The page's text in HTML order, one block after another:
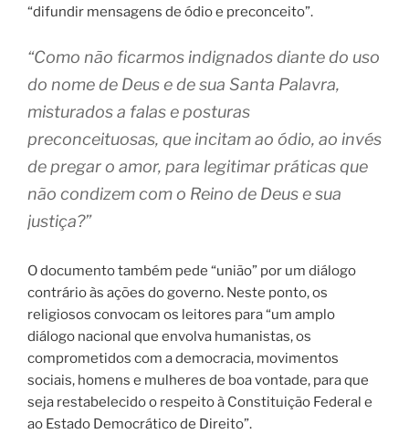
“difundir mensagens de ódio e preconceito”.
“Como não ficarmos indignados diante do uso
do nome de Deus e de sua Santa Palavra,
misturados a falas e posturas
preconceituosas, que incitam ao ódio, ao invés
de pregar o amor, para legitimar práticas que
não condizem com o Reino de Deus e sua
justiça?”
O documento também pede “união” por um diálogo
contrário às ações do governo. Neste ponto, os
religiosos convocam os leitores para “um amplo
diálogo nacional que envolva humanistas, os
comprometidos com a democracia, movimentos
sociais, homens e mulheres de boa vontade, para que
seja restabelecido o respeito à Constituição Federal e
ao Estado Democrático de Direito”.